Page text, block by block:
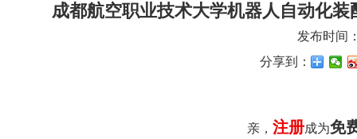
成都航空职业技术大学机器人自动化
发布时间
分享到：
亲， 注册成为免